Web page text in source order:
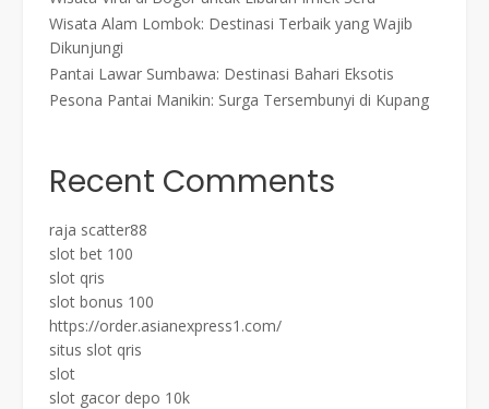
Wisata Alam Lombok: Destinasi Terbaik yang Wajib
Dikunjungi
Pantai Lawar Sumbawa: Destinasi Bahari Eksotis
Pesona Pantai Manikin: Surga Tersembunyi di Kupang
Recent Comments
raja scatter88
slot bet 100
slot qris
slot bonus 100
https://order.asianexpress1.com/
situs slot qris
slot
slot gacor depo 10k